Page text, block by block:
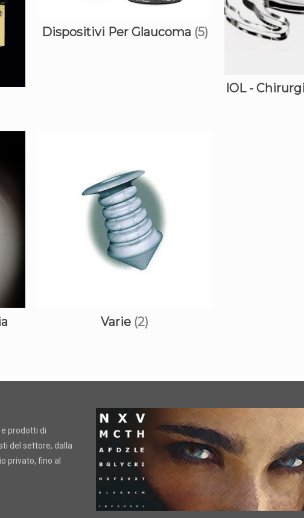
Dispositivi Per Glaucoma (5)
IOL -
Varie (2)
prodotti di
del settore, dalla
privato, fino al